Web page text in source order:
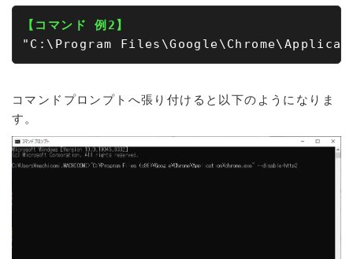
【コマンド 例2】
コマンドプロンプトへ張り付けると以下のようになりま
す。